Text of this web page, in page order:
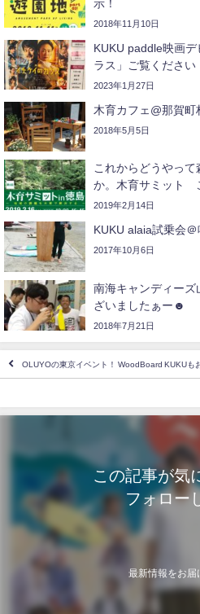
示！
2018年11月10日
KUKU paddle映画
ラス」ご覧ください
2023年1月27日
木育カフェ@那賀
2018年5月5日
これからどうやって
か。木育サミット
2019年2月14日
KUKU alaia試乗会＠
2017年10月6日
南海キャンディーズ
ざいましたぁー☻ㅤ
2018年7月21日
OLUYOの東京イベント！ WoodBoard KUKUも
この記事が気
フォロー
最新情報をお届